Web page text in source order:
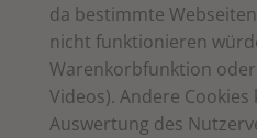
da bestimmte
nicht funktionieren
Warenkorbfunktion oder
Videos). Andere
Auswertung des